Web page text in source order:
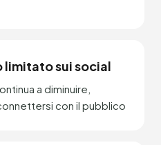
limitato sui social
a diminuire,
con il pubblico